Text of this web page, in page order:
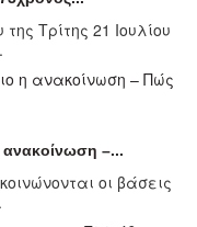
Τρίτης 21 Ιουλίου
ανακοίνωση –...
οι βάσεις